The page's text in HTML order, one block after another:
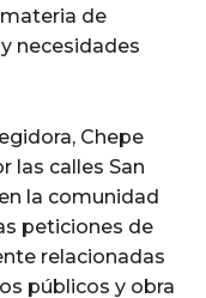
de
necesidades
Chepe
las calles San
la comunidad
peticiones de
relacionadas
públicos y obra